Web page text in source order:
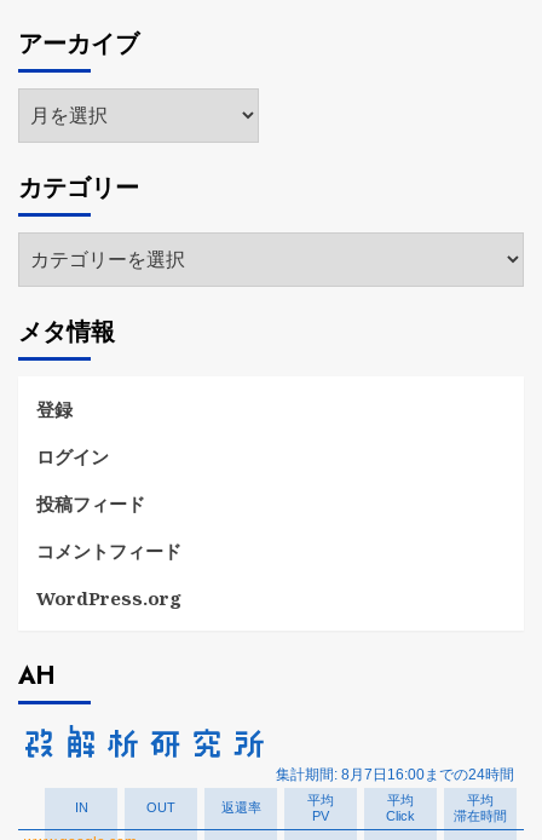
アーカイブ
ア
ー
イ
ブ
カテゴリー
テ
リ
ー
メタ情報
登録
ログイン
投稿フィード
コメントフィード
WordPress.org
AH